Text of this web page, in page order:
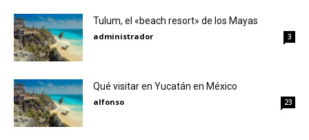
Tulum, el «beach resort» de los Mayas
administrador 3
Qué visitar en Yucatán en México
alfonso 23